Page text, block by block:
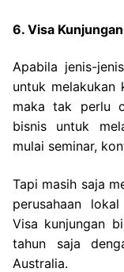
6. Visa
Apabila jenis-
untuk melakukan
maka tak perlu
bisnis untuk
mulai seminar,
Tapi masih saja
perusahaan
Visa kunjungan
tahun saja
Australia.